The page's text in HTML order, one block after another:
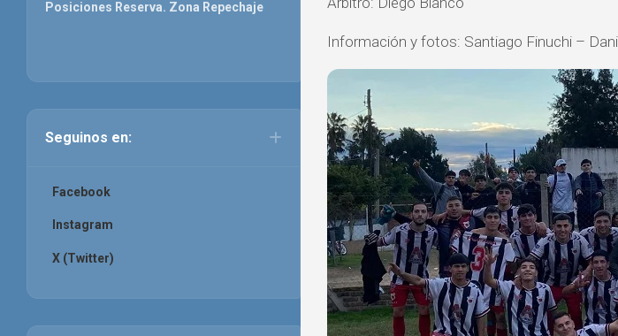
Información y fotos: Santiago Finuchi –
Posiciones Reserva. Zona Repechaje
Seguinos en:
Facebook
Instagram
X (Twitter)